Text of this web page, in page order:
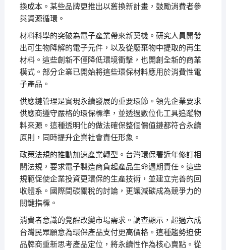
換成本。某些品牌更推出以舊換新計畫，鼓勵消費者參
與資源循環。
材料科學的突破為電子產業帶來新契機。研究人員開發
出可生物降解的電子元件，以及從廢棄物中提取的再生
材料。這些創新不僅降低環境衝擊，也開創全新的商業
模式。部分企業已開始將這些環保材料應用於消費性電
子產品。
供應鏈管理是實現永續發展的重要環節。領先企業要求
供應商遵守嚴格的環保標準，並透過數位化工具追蹤物
料來源。這種透明化的做法確保整個價值鏈都符合永續
原則，同時提升企業社會責任形象。
政策法規的推動加速產業轉型。台灣環保署近年修訂相
關法規，要求電子製造商負起產品生命週期責任。這些
規範促使企業投資更環保的生產技術，並建立完善的回
收體系。國際間碳關稅的討論，更讓減碳成為競爭力的
關鍵指標。
消費者意識的覺醒改變市場需求。調查顯示，超過六成
台灣民眾願意為環保產品支付更高價格。這種趨勢迫使
品牌商重新思考產品定位，將永續性作為核心賣點。從